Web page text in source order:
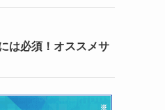
は必須！オススメサ